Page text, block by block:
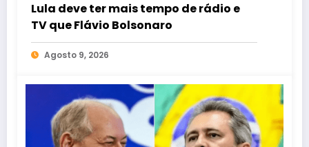
Lula deve ter mais tempo de rádio e
TV que Flávio Bolsonaro
Agosto 9, 2026